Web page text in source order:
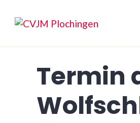
Inhalt
CVJM Plochingen
Termin